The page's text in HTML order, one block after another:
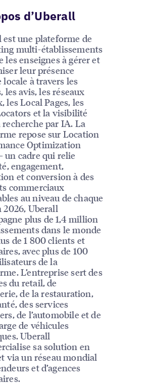
d’Uberall
est une plateforme de
multi-établissements
les enseignes à gérer et
leur présence
locale à travers les
les avis, les réseaux
les Local Pages, les
et la visibilité
recherche par IA. La
repose sur Location
Optimization
un cadre qui relie
engagement,
et conversion à des
commerciaux
au niveau de chaque
2026, Uberall
plus de 1,4 million
dans le monde
de 1 800 clients et
avec plus de 100
de la
L’entreprise sert des
du retail, de
de la restauration,
des services
de l’automobile et de
de véhicules
Uberall
sa solution en
via un réseau mondial
et d’agences